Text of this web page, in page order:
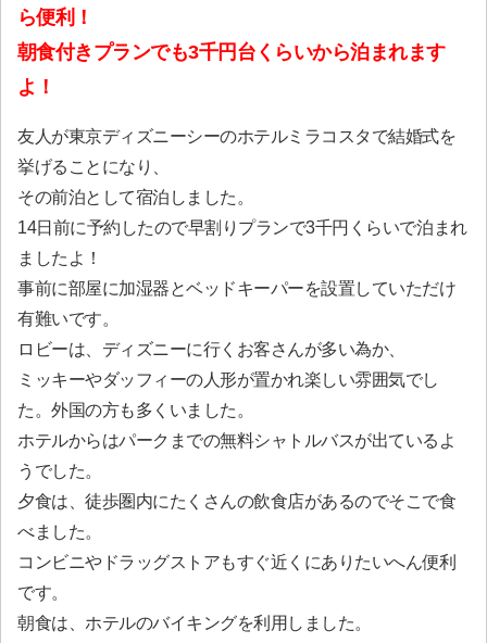
ら便利！
朝食付きプランでも3千円台くらいから泊まれます
よ！
友人が東京ディズニーシーのホテルミラコスタで結婚式を
挙げることになり、
その前泊として宿泊しました。
14日前に予約したので早割りプランで3千円くらいで泊まれ
ましたよ！
事前に部屋に加湿器とベッドキーパーを設置していただけ
有難いです。
ロビーは、ディズニーに行くお客さんが多い為か、
ミッキーやダッフィーの人形が置かれ楽しい雰囲気でし
た。外国の方も多くいました。
ホテルからはパークまでの無料シャトルバスが出ているよ
うでした。
夕食は、徒歩圏内にたくさんの飲食店があるのでそこで食
べました。
コンビニやドラッグストアもすぐ近くにありたいへん便利
です。
朝食は、ホテルのバイキングを利用しました。